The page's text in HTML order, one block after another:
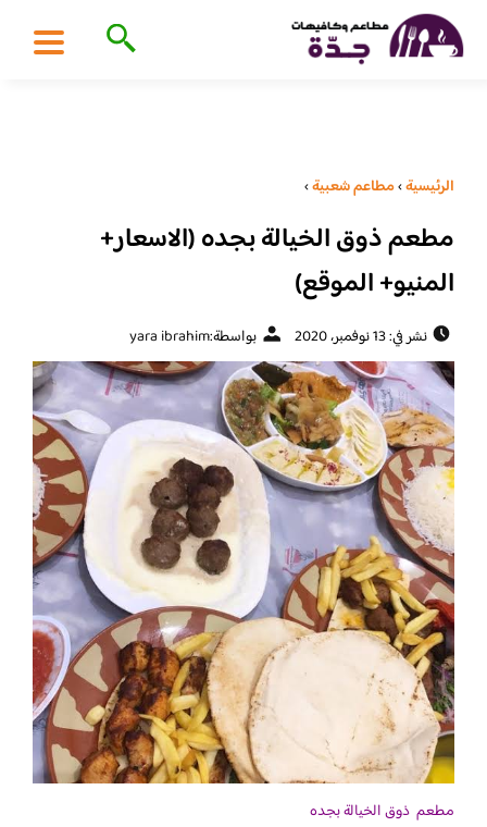
الرئيسية›مطاعم شعبية›
مطعم ذوق الخيالة بجده (الاسعار+
المنيو+ الموقع)
نشر في: 13 نوفمبر، 2020 بواسطة:yara ibrahim
مطعم ذوق الخيالة بجده